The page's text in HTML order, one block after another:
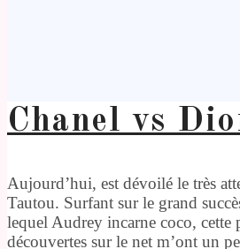
Chanel vs
Aujourd’hui, est dévoilé le très
Tautou. Surfant sur le grand
lequel Audrey incarne coco, cette
découvertes sur le net m’ont un